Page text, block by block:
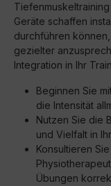
Geräte schaffen
durchführen
gezielter
Integration in Ihr
Beginnen Sie
die Intensität
Nutzen Sie die
und Vielfalt in
Konsultieren
Übungen